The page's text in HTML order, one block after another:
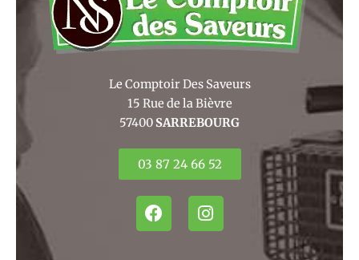
Le Comptoir Des Saveurs
15 Rue de la Bièvre
57400 SARREBOURG
03 87 24 66 52
F
a
I
n